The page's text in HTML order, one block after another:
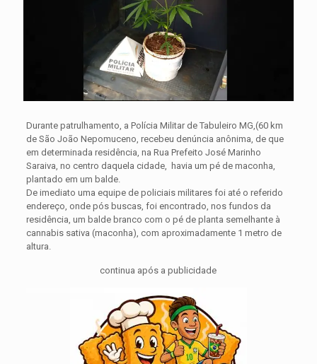
Durante patrulhamento, a Polícia Militar de Tabuleiro MG,(60 km
de São João Nepomuceno, recebeu denúncia anônima, de que
em determinada residência, na Rua Prefeito José Marinho
Saraiva, no centro daquela cidade, havia um pé de maconha,
plantado em um balde.
De imediato uma equipe de policiais militares foi até o referido
endereço, onde pós buscas, foi encontrado, nos fundos da
residência, um balde branco com o pé de planta semelhante à
cannabis sativa (maconha), com aproximadamente 1 metro de
altura.
continua após a publicidade